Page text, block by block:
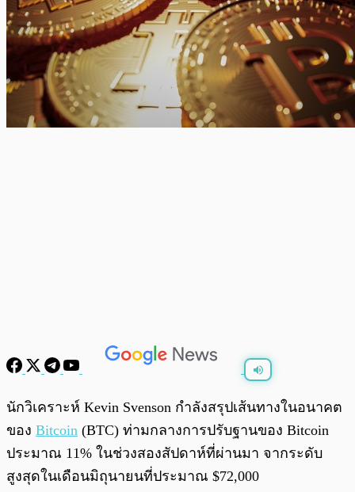
พร้อมเล่น 0:00/
นักวิเคราะห์ Kevin Svenson กำลังสรุปเส้นทางในอนาคต
ของ Bitcoin (BTC) ท่ามกลางการปรับฐานของ Bitcoin
ประมาณ 11% ในช่วงสองสัปดาห์ที่ผ่านมา จากระดับ
สูงสุดในเดือนมิถุนายนที่ประมาณ $72,000